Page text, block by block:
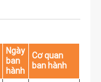
Ngày
ban
hành
Cơ quan
ban hành